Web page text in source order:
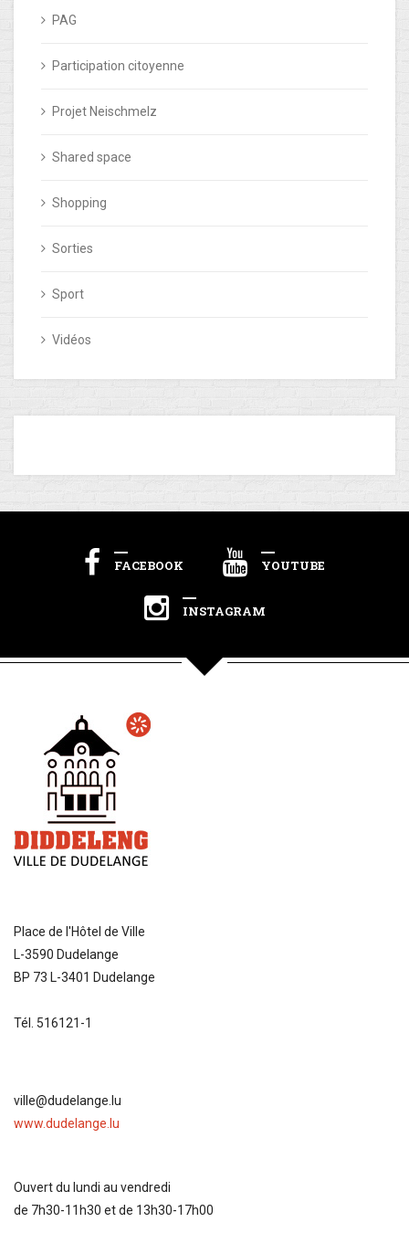
PAG
Participation citoyenne
Projet Neischmelz
Shared space
Shopping
Sorties
Sport
Vidéos
FACEBOOK YOUTUBE
INSTAGRAM
Place de l'Hôtel de Ville
L-3590 Dudelange
BP 73 L-3401 Dudelange
Tél. 516121-1
ville@dudelange.lu
www.dudelange.lu
Ouvert du lundi au vendredi
de 7h30-11h30 et de 13h30-17h00